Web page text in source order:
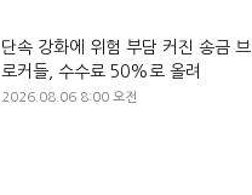
단속 강화에 위험 부담 커진 송금 브
로커들, 수수료 50%로 올려
2026.08.06 8:00 오전